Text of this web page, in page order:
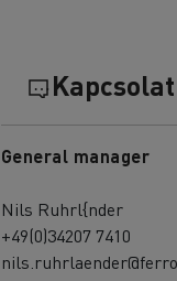
Kapcsolat
General manager
Nils Ruhrl{nder
+49(0)34207 7410